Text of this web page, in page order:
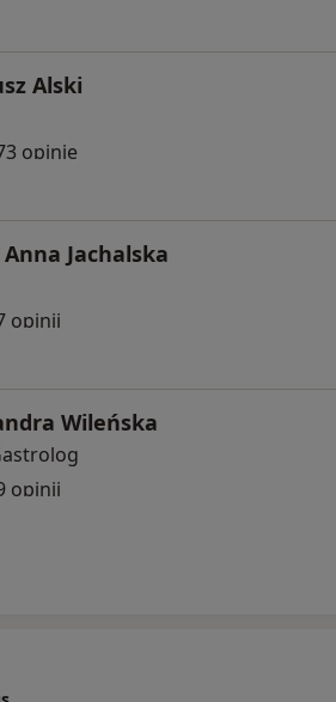
Alski
opinie
Jachalska
opinii
Wileńska
opinii